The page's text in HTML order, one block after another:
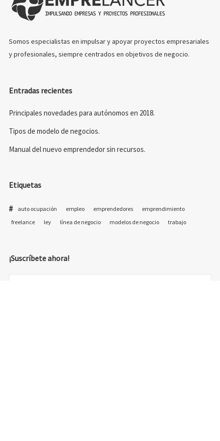
Somos especialistas en impulsar y apoyar proyectos empresariales
y profesionales, siempre centrados en objetivos de negocio.
Entradas recientes
Principales novedades para autónomos en 2018.
Tipos de modelo de negocios.
Manual del nuevo emprendedor sin recursos.
Etiquetas
auto ocupación empleo emprendedores
emprendimiento
freelance
ley línea de negocio modelos de negocio trabajo
¡Suscríbete ahora!